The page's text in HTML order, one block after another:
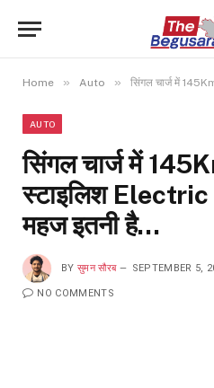
Home » Auto » सिंगल चार्ज में 145Km
AUTO
सिंगल चार्ज में
स्टाइलिश
महज इतनी है…
BY सुमन सौरब SEPTEMBER 5,
NO COMMENTS